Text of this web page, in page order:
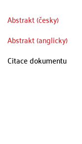
Abstrakt (česky)
Abstrakt (anglicky)
Citace dokumentu